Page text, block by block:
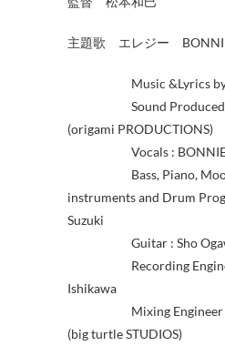
主題歌 エレジー
Music &Lyrics by
Sound Produced by
(origami PRODUCTIONS)
Vocals : BONNIE
Bass, Piano,
instruments and Drum
Suzuki
Guitar : Sho
Recording
Ishikawa
Mixing Engineer :
(big turtle STUDIOS)